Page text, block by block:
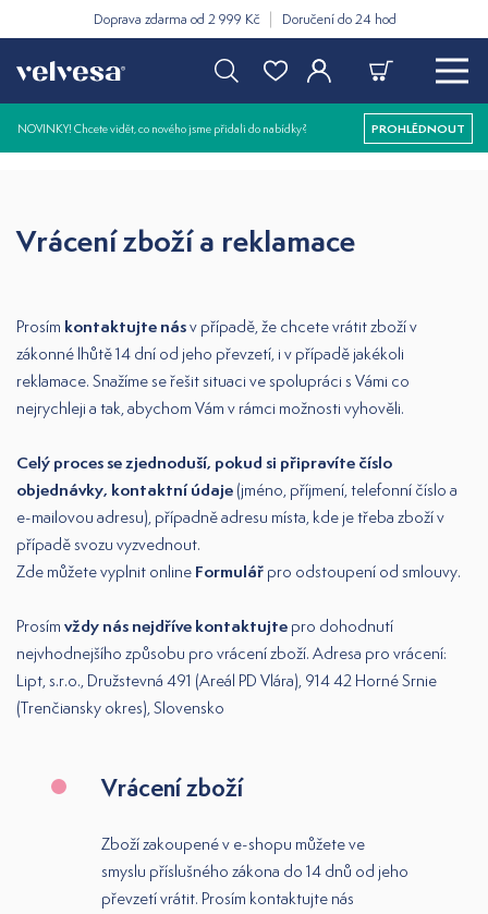
Doprava zdarma od 2 999 Kč Doručení do 24 hod
NOVINKY! Chcete vidět, co nového jsme přidali do nabídky? PROHLÉDNOUT
string(20) "Jméno a příjmení"
Vrácení zboží a reklamace
Prosím kontaktujte násv případě, že chcete vrátit zboží v
zákonné lhůtě 14 dní od jeho převzetí, i v případě jakékoli
reklamace. Snažíme se řešit situaci ve spolupráci s Vámi co
nejrychleji a tak, abychom Vám v rámci možnosti vyhověli.
Celý proces se zjednoduší, pokud si připravíte číslo
objednávky, kontaktní údaje (jméno, příjmení, telefonní číslo a
e-mailovou adresu), případně adresu místa, kde je třeba zboží v
případě svozu vyzvednout.
Zde můžete vyplnit online Formulář pro odstoupení od smlouvy.
Prosím vždy nás nejdříve kontaktujte pro dohodnutí
nejvhodnejšího způsobu pro vrácení zboží. Adresa pro vrácení:
Lipt, s.r.o., Družstevná 491 (Areál PD Vlára), 914 42 Horné Srnie
(Trenčiansky okres), Slovensko
Vrácení zboží
Zboží zakoupené v e-shopu můžete ve
smyslu příslušného zákona do 14 dnů od jeho
převzetí vrátit. Prosím kontaktujte nás